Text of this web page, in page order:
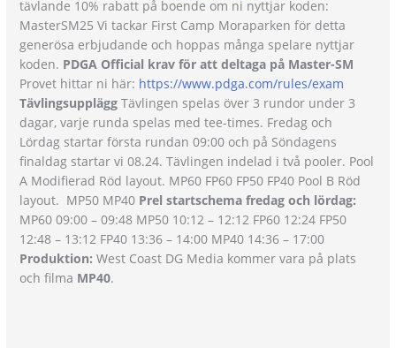
tävlande 10% rabatt på boende om ni nyttjar koden:
MasterSM25 Vi tackar First Camp Moraparken för detta
generösa erbjudande och hoppas många spelare nyttjar
koden. PDGA Official krav för att deltaga på Master-SM
Provet hittar ni här: https://www.pdga.com/rules/exam
Tävlingsupplägg Tävlingen spelas över 3 rundor under 3
dagar, varje runda spelas med tee-times. Fredag och
Lördag startar första rundan 09:00 och på Söndagens
finaldag startar vi 08.24. Tävlingen indelad i två pooler. Pool
A Modifierad Röd layout. MP60 FP60 FP50 FP40 Pool B Röd
layout. MP50 MP40 Prel startschema fredag och lördag:
MP60 09:00 – 09:48 MP50 10:12 – 12:12 FP60 12:24 FP50
12:48 – 13:12 FP40 13:36 – 14:00 MP40 14:36 – 17:00
Produktion: West Coast DG Media kommer vara på plats
och filma MP40.